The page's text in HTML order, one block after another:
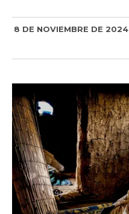
8 DE NOVIEMBRE DE 2024